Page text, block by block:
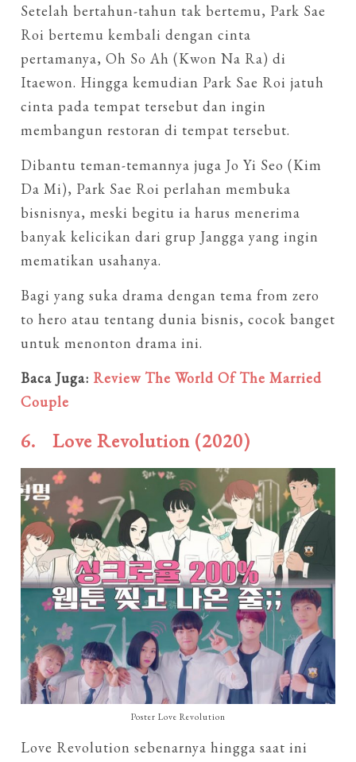
Setelah bertahun-tahun tak bertemu, Park Sae
Roi bertemu kembali dengan cinta
pertamanya, Oh So Ah (Kwon Na Ra) di
Itaewon. Hingga kemudian Park Sae Roi jatuh
cinta pada tempat tersebut dan ingin
membangun restoran di tempat tersebut.
Dibantu teman-temannya juga Jo Yi Seo (Kim
Da Mi), Park Sae Roi perlahan membuka
bisnisnya, meski begitu ia harus menerima
banyak kelicikan dari grup Jangga yang ingin
mematikan usahanya.
Bagi yang suka drama dengan tema from zero
to hero atau tentang dunia bisnis, cocok banget
untuk menonton drama ini.
Baca Juga: Review The World Of The Married
Couple
6. Love Revolution (2020)
Poster Love Revolution
Love Revolution sebenarnya hingga saat ini